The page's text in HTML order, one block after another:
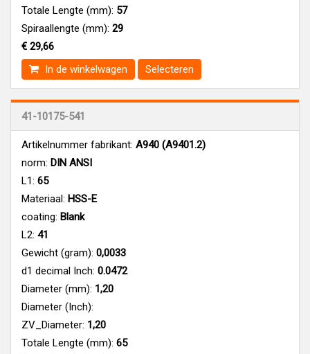
Totale Lengte (mm): 57
Spiraallengte (mm): 29
€ 29,66
In de winkelwagen
Selecteren
41-10175-541
Artikelnummer fabrikant: A940 (A9401.2)
norm: DIN ANSI
L1: 65
Materiaal: HSS-E
coating: Blank
L2: 41
Gewicht (gram): 0,0033
d1 decimal Inch: 0.0472
Diameter (mm): 1,20
Diameter (Inch):
ZV_Diameter: 1,20
Totale Lengte (mm): 65